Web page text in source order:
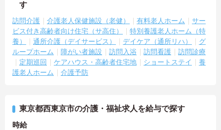
す
訪問介護 介護老人保健施設（老健） 有料老人ホーム
サー
ビス付き高齢者向け住宅（サ高住）
特別養護老人ホーム（特
養）
通所介護（デイサービス） デイケア（通所リハ）
グ
ループホーム
障がい者施設 訪問入浴 訪問看護
訪問診療
定期巡回
ケアハウス・高齢者住宅地 ショートステイ
養
護老人ホーム
介護予防
東京都西東京市の介護・福祉求人を給与で探す
時給